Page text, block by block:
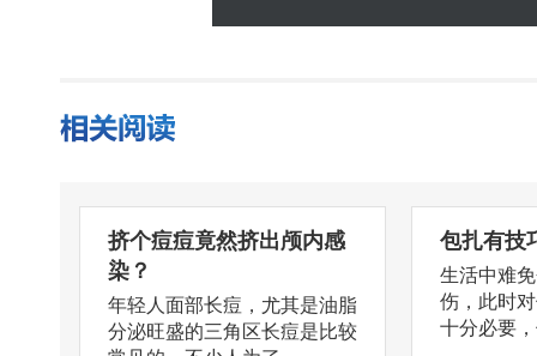
挤个痘痘竟然挤出颅内感
染？
年轻人面部长痘，尤其是油脂
分泌旺盛的三角区长痘是比较
包扎有技
生活中难
伤，此时
十分必要